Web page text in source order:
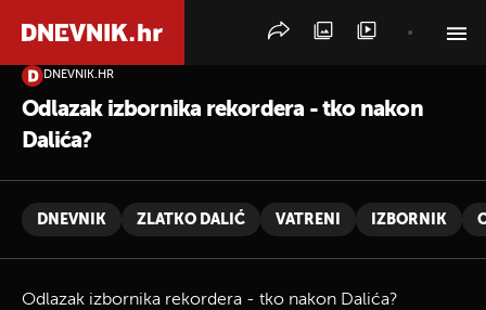
DNEVNIK.HR
Odlazak izbornika rekordera - tko nakon
Dalića?
DNEVNIK ZLATKO DALIĆ VATRENI IZBORNIK
Odlazak izbornika rekordera - tko nakon Dalića?
PRETRAŽITE VIJESTI